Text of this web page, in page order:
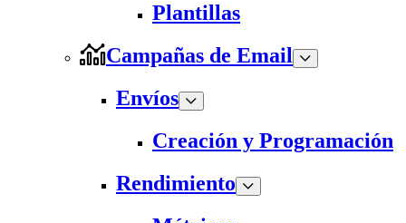
Plantillas
Campañas de Email
Envíos
Creación y Programación
Rendimiento